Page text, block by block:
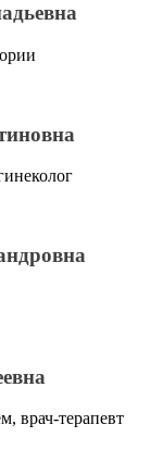
врач-терапевт